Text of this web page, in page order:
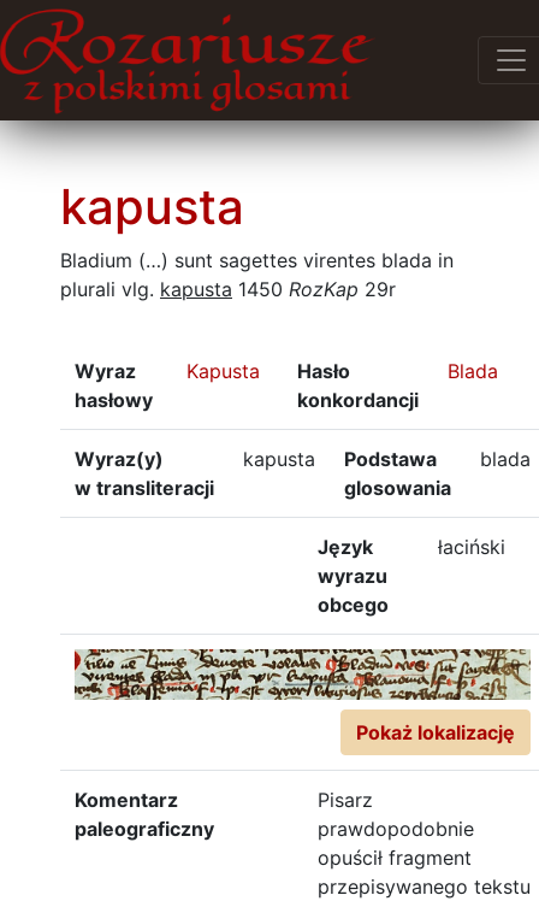
kapusta
Bladium (…) sunt sagettes virentes blada in
plurali vlg. kapusta 1450 RozKap 29r
Wyraz
hasłowy
Kapusta
Hasło
konkordancji
Blada
Wyraz(y)
w transliteracji
kapusta
Podstawa
glosowania
blada
Język
wyrazu
obcego
łaciński
Pokaż lokalizację
Komentarz
paleograficzny
Pisarz
prawdopodobnie
opuścił fragment
przepisywanego tekstu